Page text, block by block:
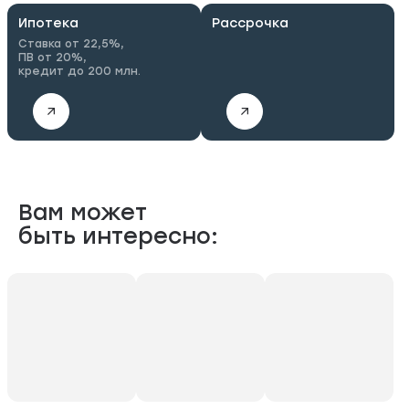
Ипотека
Ставка от 22,5%,
ПВ от 20%,
кредит до 200 млн.
Рассрочка
Вам может
быть интересно: